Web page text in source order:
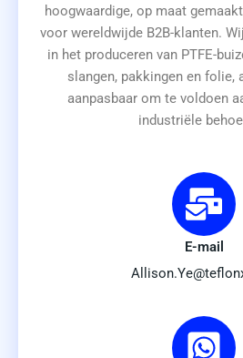
hoogwaardige, op maat
voor wereldwijde B2B-klanten.
in het produceren van PTFE-
slangen, pakkingen en folie,
aanpasbaar om te voldoen
industriële
E-mail